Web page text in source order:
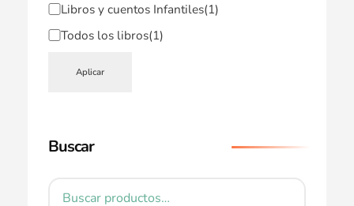
Libros y cuentos Infantiles(1)
Todos los libros(1)
Aplicar
Buscar